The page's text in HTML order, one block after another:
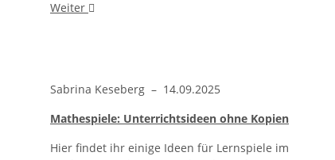
Weiter
Sabrina Keseberg – 14.09.2025
Mathespiele: Unterrichtsideen ohne Kopien
Hier findet ihr einige Ideen für Lernspiele im